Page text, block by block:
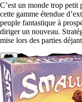
C’est un monde trop
cette gamme étendue
peuple fantastique à
diriger un nouveau.
mise lors des parties